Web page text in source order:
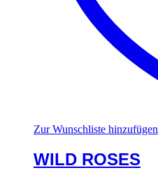
Zur Wunschliste hinzufügen
WILD ROSES